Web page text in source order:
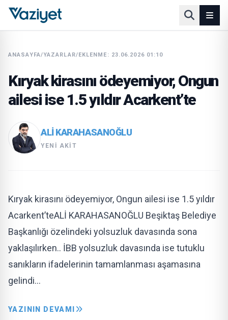
ANASAYFA/YAZARLAR/EKLENME: 23.06.2026 01:10
Kıryak kirasını ödeyemiyor, Ongun
ailesi ise 1.5 yıldır Acarkent’te
ALI KARAHASANOĞLU
YENI AKIT
Kıryak kirasını ödeyemiyor, Ongun ailesi ise 1.5 yıldır
Acarkent’teALİ KARAHASANOĞLU Beşiktaş Belediye
Başkanlığı özelindeki yolsuzluk davasında sona
yaklaşılırken.. İBB yolsuzluk davasında ise tutuklu
sanıkların ifadelerinin tamamlanması aşamasına
gelindi…
YAZININ DEVAMI